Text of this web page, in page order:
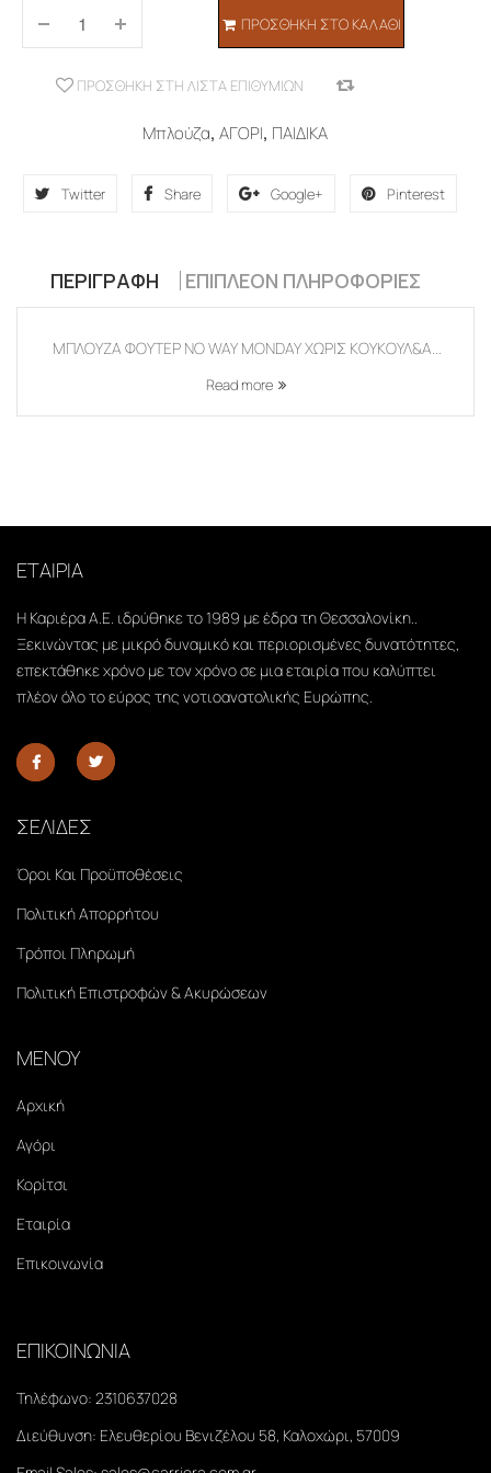
ΠΡΟΣΘΉΚΗ ΣΤΟ ΚΑΛΆΘΙ
ΠΡΟΣΘΉΚΗ ΣΤΗ ΛΊΣΤΑ ΕΠΙΘΥΜΙΏΝ
Μπλούζα, ΑΓΟΡΙ, ΠΑΙΔΙΚΑ
Twitter Share Google+ Pinterest
ΠΕΡΙΓΡΑΦΉ ΕΠΙΠΛΈΟΝ ΠΛΗΡΟΦΟΡΊΕΣ
ΜΠΛΟΥΖΑ ΦΟΥΤΕΡ NO WAY MONDAY ΧΩΡΙΣ ΚΟΥΚΟΥΛ&A...
Read more
ΕΤΑΙΡΙΑ
Η Καριέρα Α.Ε. ιδρύθηκε το 1989 με έδρα τη Θεσσαλονίκη..
Ξεκινώντας με μικρό δυναμικό και περιορισμένες δυνατότητες,
επεκτάθηκε χρόνο με τον χρόνο σε μια εταιρία που καλύπτει
πλέον όλο το εύρος της νοτιοανατολικής Ευρώπης.
ΣΕΛΙΔΕΣ
Όροι Και Προϋποθέσεις
Πολιτική Απορρήτου
Τρόποι Πληρωμή
Πολιτική Επιστροφών & Ακυρώσεων
ΜΕΝΟΥ
Αρχική
Αγόρι
Κορίτσι
Εταιρία
Επικοινωνία
ΕΠΙΚΟΙΝΩΝΙΑ
Τηλέφωνο: 2310637028
Διεύθυνση: Ελευθερίου Βενιζέλου 58, Καλοχώρι, 57009